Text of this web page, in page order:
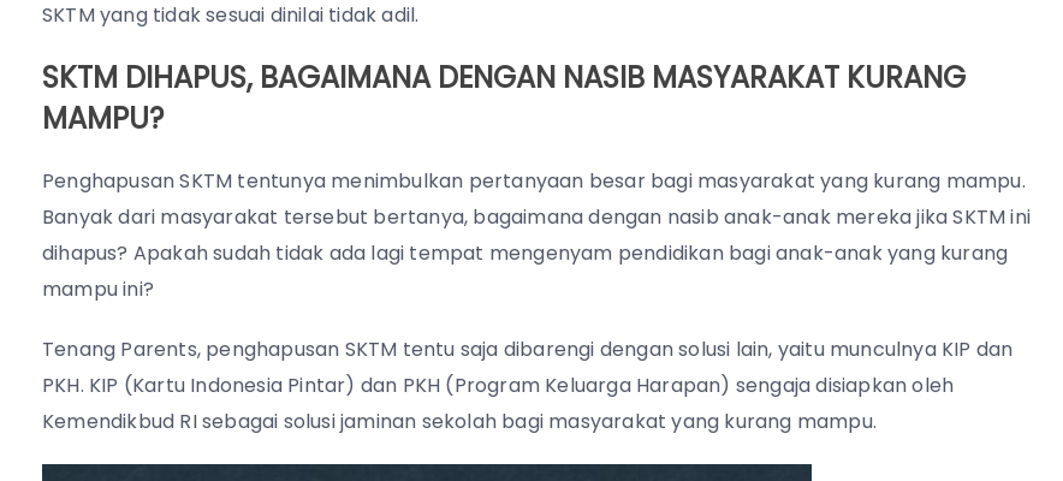
SKTM yang tidak sesuai dinilai tidak adil.
SKTM DIHAPUS, BAGAIMANA DENGAN NASIB MASYARAKAT KURANG
MAMPU?
Penghapusan SKTM tentunya menimbulkan pertanyaan besar bagi masyarakat yang kurang mampu.
Banyak dari masyarakat tersebut bertanya, bagaimana dengan nasib anak-anak mereka jika SKTM ini
dihapus? Apakah sudah tidak ada lagi tempat mengenyam pendidikan bagi anak-anak yang kurang
mampu ini?
Tenang Parents, penghapusan SKTM tentu saja dibarengi dengan solusi lain, yaitu munculnya KIP dan
PKH. KIP (Kartu Indonesia Pintar) dan PKH (Program Keluarga Harapan) sengaja disiapkan oleh
Kemendikbud RI sebagai solusi jaminan sekolah bagi masyarakat yang kurang mampu.